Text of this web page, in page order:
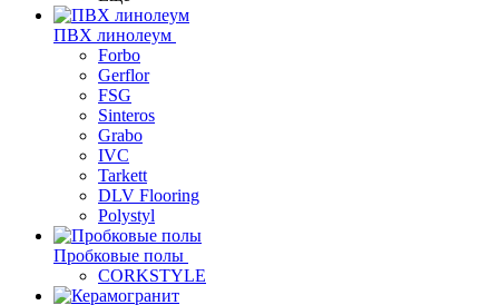
ПВХ линолеум
Forbo
Gerflor
FSG
Sinteros
Grabo
IVC
Tarkett
DLV Flooring
Polystyl
Пробковые полы
CORKSTYLE